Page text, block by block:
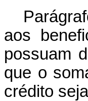
aos
possuam
que o
crédito